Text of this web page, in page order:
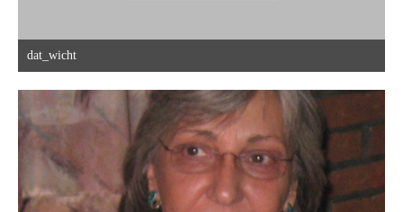
dat_wicht
9. Oktober 2015 um 16:44